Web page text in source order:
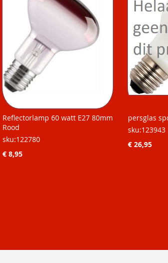
Reflectorlamp 60 watt E27 80mm
Rood
sku:122780
€ 8,95
persglas
sku:123943
€ 26,95